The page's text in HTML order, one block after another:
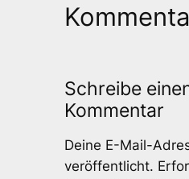
Schreibe
Kommentar
Deine E-Mail-
veröffentlicht.